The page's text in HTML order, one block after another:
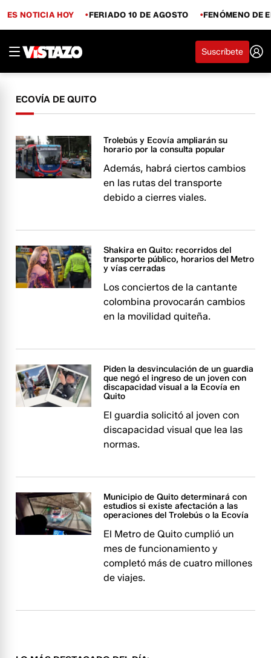
ES NOTICIA HOY FERIADO 10 DE AGOSTO FENÓMENO DE
Suscríbete
ECOVÍA DE QUITO
Trolebús y Ecovía ampliarán su
horario por la consulta popular
Además, habrá ciertos cambios
en las rutas del transporte
debido a cierres viales.
Shakira en Quito: recorridos del
transporte público, horarios del Metro
y vías cerradas
Los conciertos de la cantante
colombina provocarán cambios
en la movilidad quiteña.
Piden la desvinculación de un guardia
que negó el ingreso de un joven con
discapacidad visual a la Ecovía en
Quito
El guardia solicitó al joven con
discapacidad visual que lea las
normas.
Municipio de Quito determinará con
estudios si existe afectación a las
operaciones del Trolebús o la Ecovía
El Metro de Quito cumplió un
mes de funcionamiento y
completó más de cuatro millones
de viajes.